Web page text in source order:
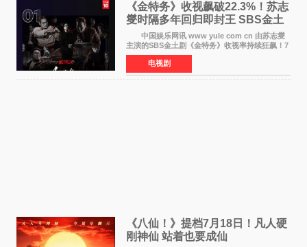
《金特务》收视飙破22.3%！苏志
燮时隔多年回归即封王 SBS金土
剧新纪录诞生
中国娱乐网讯 www yule com cn 由苏志燮
主演的SBS金土剧《金特务》收视率持续狂飙！7
月11日播出的第6集全国平均收视率高达22 3%，
瞬间最高更冲上26 4%，不仅再度刷新自身纪
录，更稳坐同时段
电视剧
《八仙！》提档7月18日！凡人硬
刚神仙 站着也要成仙